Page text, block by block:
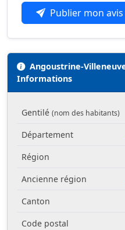
Publier mon avis
Angoustrine-
Informations
Gentilé (nom des habitants)
Département
Région
Ancienne région
Canton
Code postal